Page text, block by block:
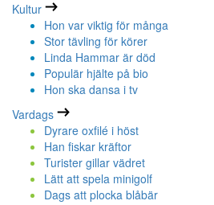
Kultur
Hon var viktig för många
Stor tävling för körer
Linda Hammar är död
Populär hjälte på bio
Hon ska dansa i tv
Vardags
Dyrare oxfilé i höst
Han fiskar kräftor
Turister gillar vädret
Lätt att spela minigolf
Dags att plocka blåbär